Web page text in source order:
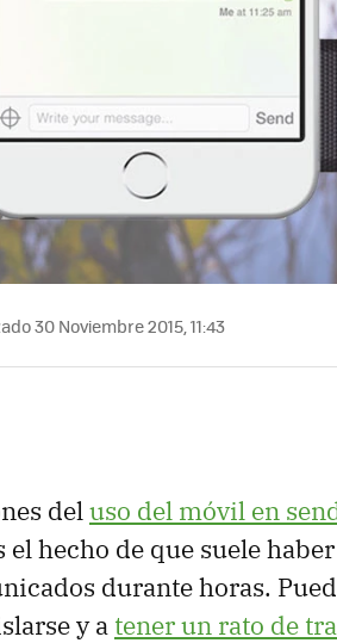
30 Noviembre 2015, 11:43
deluso del móvil en
hecho de que suele
durante horas.
y a tener un rato de